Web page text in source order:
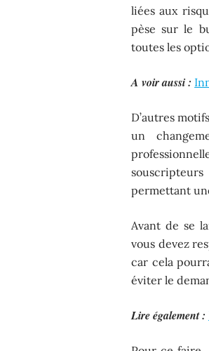
liées aux
pèse sur le
toutes les
A voir aussi :
D’autres
un
permettant
Avant de se
vous devez
car cela
éviter le
Lire également :